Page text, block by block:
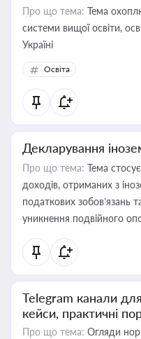
Про що тема: Тема
системи вищої освіти,
Україні
Освіта
Декларування
Про що тема: Тема
доходів, отриманих з
податкових зобов’язань
уникнення подвійного
Telegram канали
кейси, практичні
Про що тема: Огляди